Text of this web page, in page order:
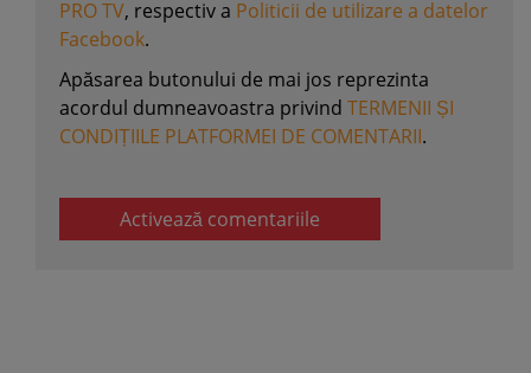
PRO TV, respectiv a Politicii de utilizare a datelor
Facebook.
Apăsarea butonului de mai jos reprezinta
acordul dumneavoastra privind TERMENII ȘI
CONDIȚIILE PLATFORMEI DE COMENTARII.
Activează comentariile